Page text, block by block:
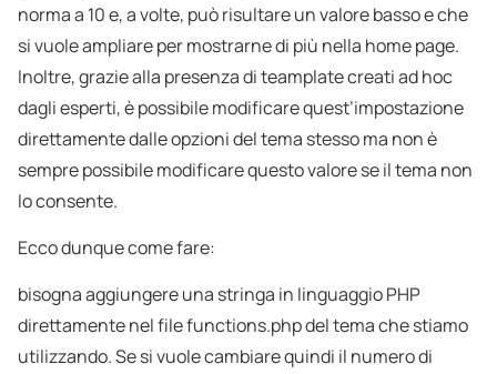
norma a 10 e, a volte, può risultare un valore basso e che
si vuole ampliare per mostrarne di più nella home page.
Inoltre, grazie alla presenza di teamplate creati ad hoc
dagli esperti, è possibile modificare quest’impostazione
direttamente dalle opzioni del tema stesso ma non è
sempre possibile modificare questo valore se il tema non
lo consente.
Ecco dunque come fare:
bisogna aggiungere una stringa in linguaggio PHP
direttamente nel file functions.php del tema che stiamo
utilizzando. Se si vuole cambiare quindi il numero di